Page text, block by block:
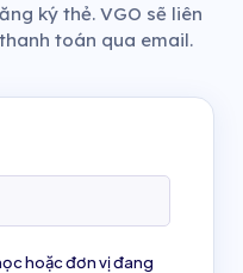
ký thẻ. VGO sẽ liên
toán qua email.
hoặc đơn vị đang